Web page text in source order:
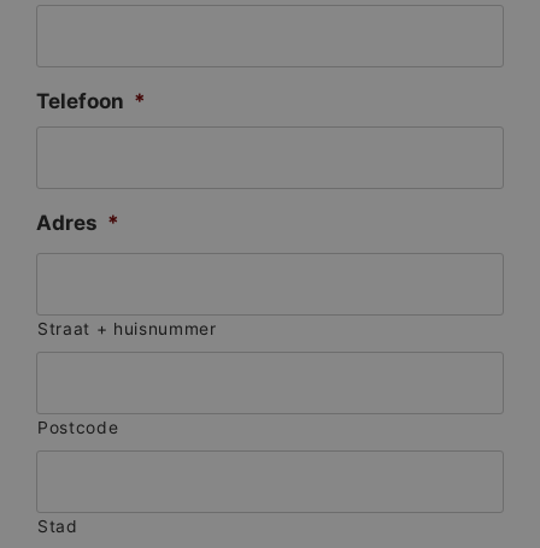
Telefoon *
Adres *
Straat + huisnummer
Postcode
Stad